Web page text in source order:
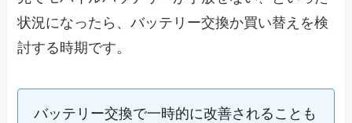
状況になったら、バッテリー交換か買い替えを検
討する時期です。
バッテリー交換で一時的に改善されることも